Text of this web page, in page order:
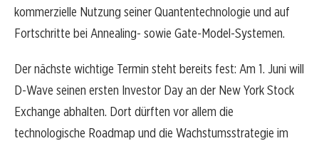
kommerzielle Nutzung seiner Quantentechnologie und auf
Fortschritte bei Annealing- sowie Gate-Model-Systemen.
Der nächste wichtige Termin steht bereits fest: Am 1. Juni will
D-Wave seinen ersten Investor Day an der New York Stock
Exchange abhalten. Dort dürften vor allem die
technologische Roadmap und die Wachstumsstrategie im